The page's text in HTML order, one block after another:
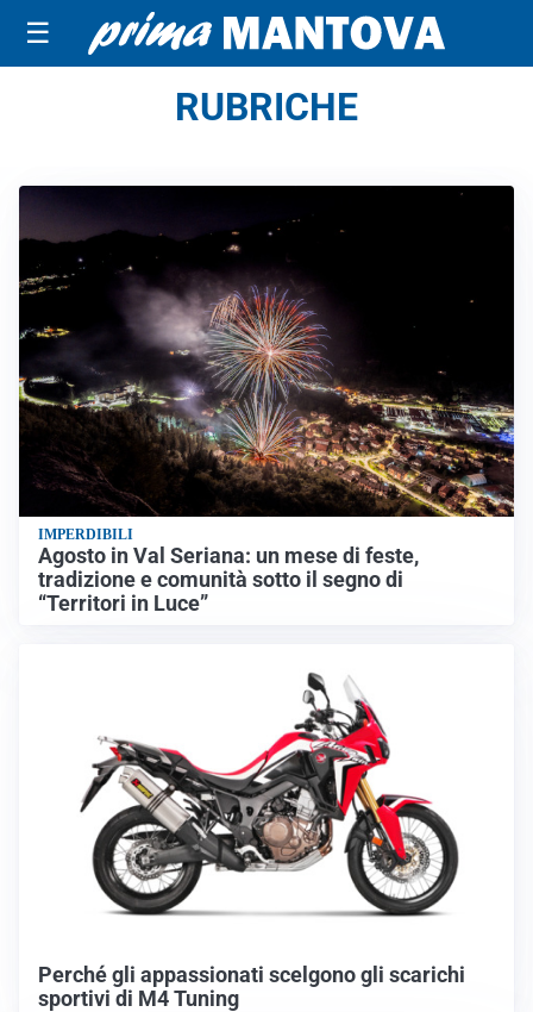
☰
RUBRICHE
IMPERDIBILI
Agosto in Val Seriana: un mese di feste,
tradizione e comunità sotto il segno di
“Territori in Luce”
Perché gli appassionati scelgono gli scarichi
sportivi di M4 Tuning